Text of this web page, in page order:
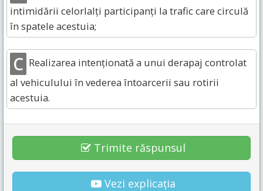
intimidării celorlalți participanți la trafic care circulă
în spatele acestuia;
C Realizarea intenționată a unui derapaj controlat
al vehiculului în vederea întoarcerii sau rotirii
acestuia.
Trimite răspunsul
Vezi explicația